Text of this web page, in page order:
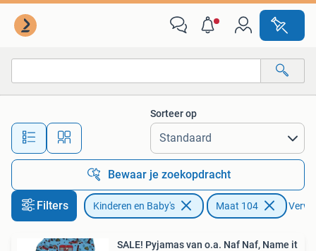
Alle afstanden…
Sorteer op
Bewaar je zoekopdracht
Filters Kinderen en Baby's Maat 104
SALE! Pyjamas van o.a. Naf Naf, Name it